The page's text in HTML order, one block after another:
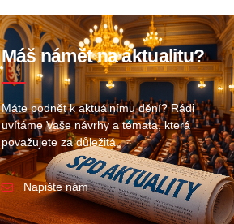
Máš námět na aktualitu?
Máte podnět k aktuálnímu dění? Rádi
uvítáme Vaše návrhy a témata, která
považujete za důležitá.
Napište nám